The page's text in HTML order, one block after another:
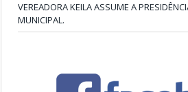
VEREADORA KEILA ASSUME A
MUNICIPAL.